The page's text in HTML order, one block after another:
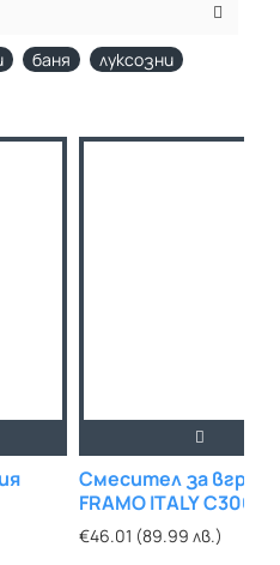
баня луксозни
Смесител за
FRAMO ITALY C300
€46.01 (89.99 лв.)